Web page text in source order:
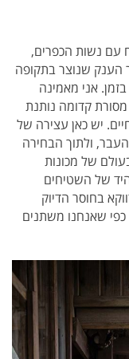
עם נשות הכפרים,
הענק שנוצר בתקופה
בזמן. אני מאמינה
קדומה נותנת
יש כאן עצירה של
ולתוך הבחירה
של מכונות
היד של השטיחים
בחוסר הדיוק
שאנחנו משתנים